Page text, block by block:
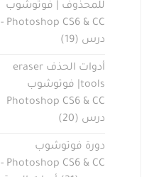
للمحذوف | فوتوشوب
Photoshop CS6 & CC -
درس (19)
أدوات الحذف eraser
tools| فوتوشوب
Photoshop CS6 & CC
درس (20)
دورة فوتوشوب
Photoshop CS6 & CC -